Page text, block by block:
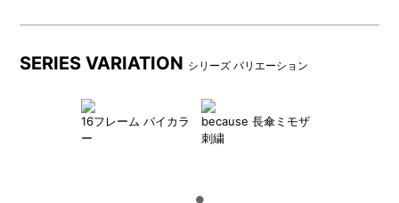
ホワイト
SERIES VARIATION シリーズ バリエーション
16フレーム バイカラ
ー
because 長傘ミモザ
刺繍